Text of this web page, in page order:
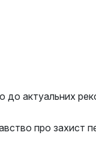
актуальних
про захист